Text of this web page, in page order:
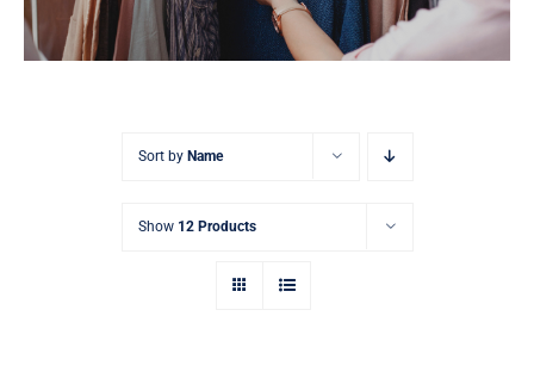
Yeni Ürünler
Sort by Name
Show 12 Products